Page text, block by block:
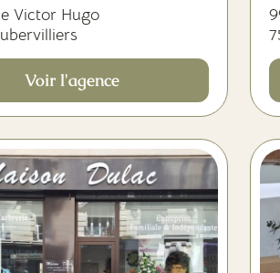
Victor Hugo
Voir l'agence